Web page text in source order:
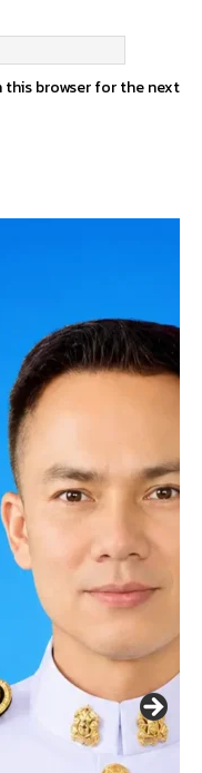
this browser for the next